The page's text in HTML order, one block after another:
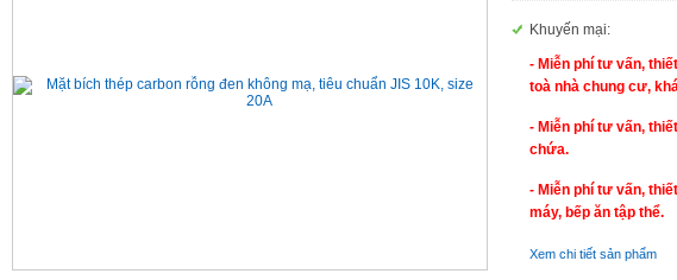
Khuyến mại:
- Miễn phí tư vấn,
toà nhà chung cư,
- Miễn phí tư vấn,
chứa.
- Miễn phí tư vấn,
máy, bếp ăn tập thể.
Xem chi tiết sản phẩm